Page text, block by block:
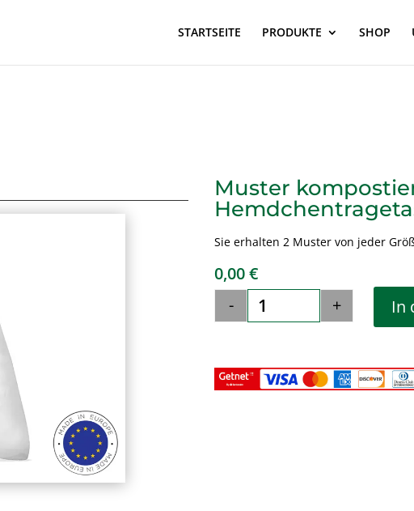
STARTSEITE PRODUKTE SHOP
Muster
Sie erhalten 2 Muster von jeder
0,00€
Muster
- + In